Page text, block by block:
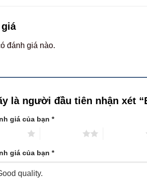
đánh giá nào.
là người đầu tiên nhận xét
giá của bạn *
giá của bạn *